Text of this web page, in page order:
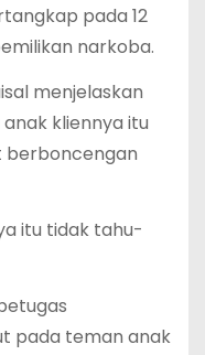
pada 12
narkoba.
menjelaskan
kliennya itu
berboncengan
itu tidak tahu-
pada teman anak